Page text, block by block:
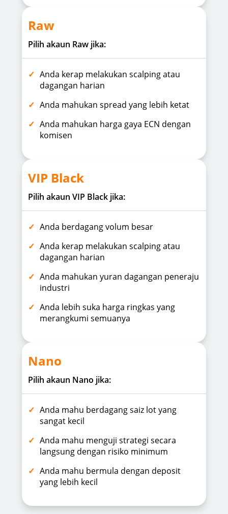
Raw
Pilih akaun Raw jika:
Anda kerap melakukan scalping atau
dagangan harian
Anda mahukan spread yang lebih ketat
Anda mahukan harga gaya ECN dengan
komisen
VIP Black
Pilih akaun VIP Black jika:
Anda berdagang volum besar
Anda kerap melakukan scalping atau
dagangan harian
Anda mahukan yuran dagangan peneraju
industri
Anda lebih suka harga ringkas yang
merangkumi semuanya
Nano
Pilih akaun Nano jika:
Anda mahu berdagang saiz lot yang
sangat kecil
Anda mahu menguji strategi secara
langsung dengan risiko minimum
Anda mahu bermula dengan deposit
yang lebih kecil